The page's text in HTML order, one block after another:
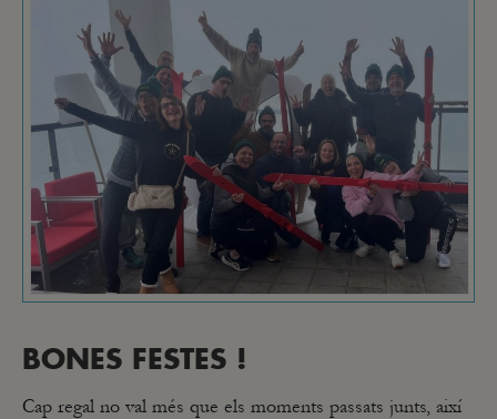
BONES FESTES !
Cap regal no val més que els moments passats junts, així